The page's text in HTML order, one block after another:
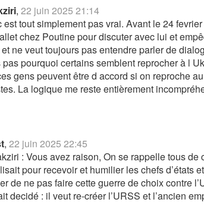
, 22 juin 2025 21:14
est tout simplement pas vrai. Avant le 24
chez Poutine pour discuter avec lui et
ne veut toujours pas entendre parler de
pourquoi certains semblent reprocher à l
gens peuvent être d accord si on reproche
La logique me reste entièrement
, 22 juin 2025 22:45
: Vous avez raison, On se rappelle tous
pour recevoir et humilier les chefs d’états
de ne pas faire cette guerre de choix contre
decidé : il veut re-créer l’URSS et l’ancien